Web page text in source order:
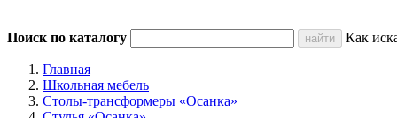
Поиск по каталогу Как
Главная
Школьная мебель
Столы-трансформеры «Осанка»